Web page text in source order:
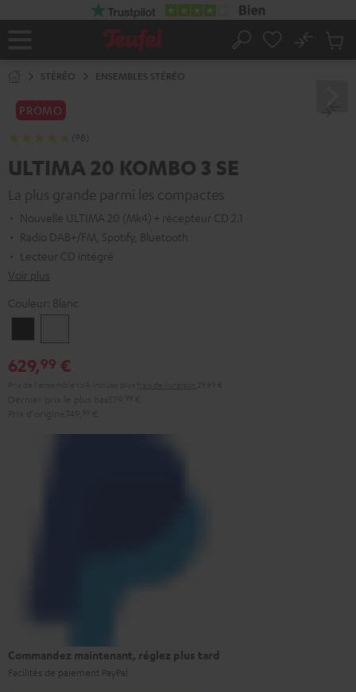
Page
Rechercher
No
STÉRÉO ENSEMBLES STÉRÉO
PROMO
(98)
ULTIMA 20 KOMBO 3 SE
La plus grande parmi les compactes
Nouvelle ULTIMA 20 (Mk4) + récepteur CD 2.1
Radio DAB+/FM, Spotify, Bluetooth
Lecteur CD intégré
Voir plus
Couleur: Blanc
629,99 €
Commandez maintenant, réglez plus tard
Facilités de paiement PayPal